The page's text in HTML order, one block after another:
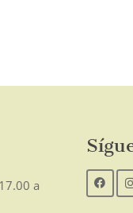
a